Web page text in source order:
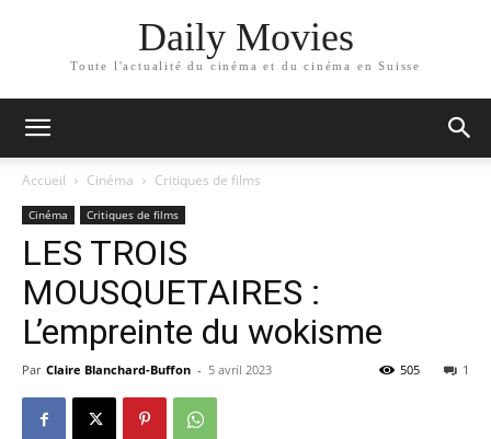
Daily Movies
Toute l'actualité du cinéma et du cinéma en Suisse
Accueil Cinéma Critiques de films
Cinéma Critiques de films
LES TROIS
MOUSQUETAIRES :
L’empreinte du wokisme
Par Claire Blanchard-Buffon - 5 avril 2023 1
505